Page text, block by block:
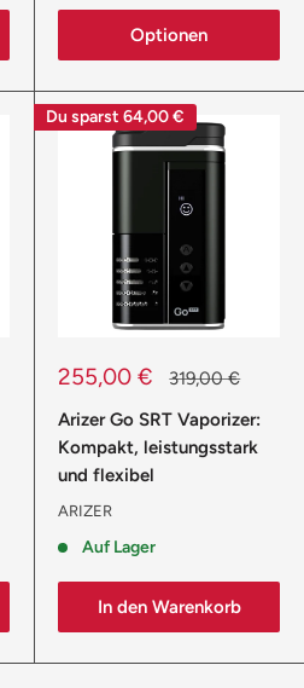
Optionen
Du sparst 64,00 €
Sonderpreis
255,00 € Normalpreis
319,00 €
Arizer Go SRT Vaporizer:
Kompakt, leistungsstark
und flexibel
ARIZER
Auf Lager
In den Warenkorb